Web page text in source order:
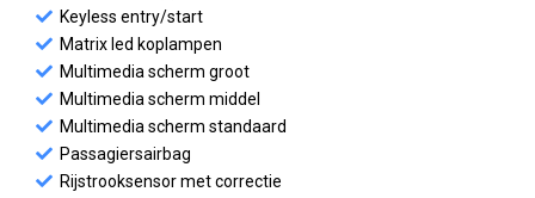
Keyless entry/start
Matrix led koplampen
Multimedia scherm groot
Multimedia scherm middel
Multimedia scherm standaard
Passagiersairbag
Rijstrooksensor met correctie